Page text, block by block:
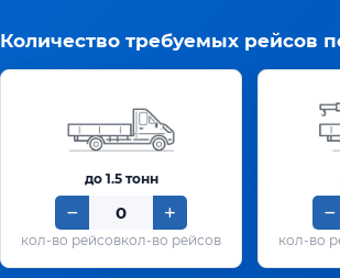
Количество требуемых рейсов
до 1.5 тонн
кол-во рейсов